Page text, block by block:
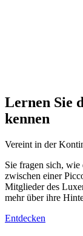
Lernen Sie
kennen
Vereint in der
Sie fragen sich,
zwischen einer
Mitglieder des
mehr über ihre
Entdecken